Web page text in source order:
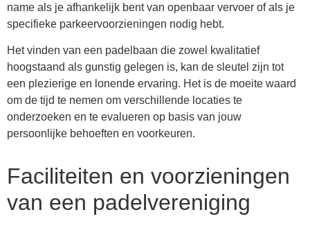
name als je afhankelijk bent van openbaar vervoer of als je
specifieke parkeervoorzieningen nodig hebt.
Het vinden van een padelbaan die zowel kwalitatief
hoogstaand als gunstig gelegen is, kan de sleutel zijn tot
een plezierige en lonende ervaring. Het is de moeite waard
om de tijd te nemen om verschillende locaties te
onderzoeken en te evalueren op basis van jouw
persoonlijke behoeften en voorkeuren.
Faciliteiten en voorzieningen
van een padelvereniging